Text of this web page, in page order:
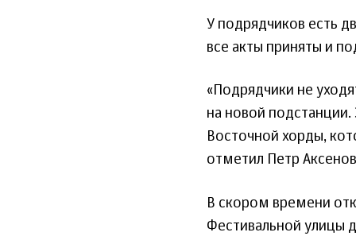
У подрядчиков есть
все акты приняты и
«Подрядчики не
на новой
Восточной хорды,
отметил Петр
В скором времени
Фестивальной улицы